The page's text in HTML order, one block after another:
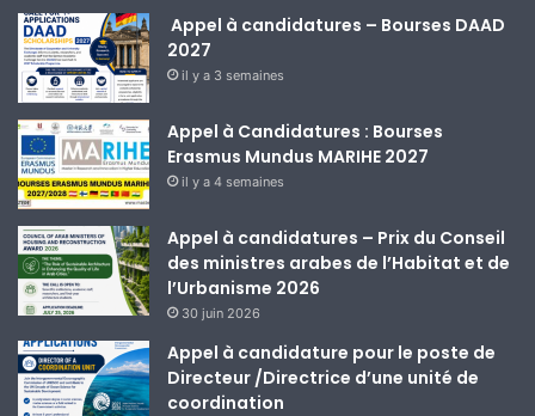
Appel à candidatures – Bourses DAAD
2027
il y a 3 semaines
Appel à Candidatures : Bourses
Erasmus Mundus MARIHE 2027
il y a 4 semaines
Appel à candidatures – Prix du Conseil
des ministres arabes de l’Habitat et de
l’Urbanisme 2026
30 juin 2026
Appel à candidature pour le poste de
Directeur /Directrice d’une unité de
coordination